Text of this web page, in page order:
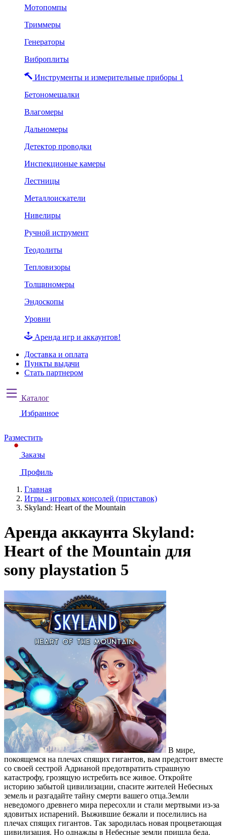
Мотопомпы
Триммеры
Генераторы
Виброплиты
Инструменты и измерительные приборы 1
Бетономешалки
Влагомеры
Дальномеры
Детектор проводки
Инспекционые камеры
Лестницы
Металлоискатели
Нивелиры
Ручной иструмент
Теодолиты
Тепловизоры
Толщиномеры
Эндоскопы
Уровни
Аренда игр и аккаунтов!
Доставка и оплата
Пункты выдачи
Стать партнером
Каталог
Избранное
Разместить
Заказы
Профиль
Главная
Игры - игровых консолей (приставок)
Skyland: Heart of the Mountain
Аренда аккаунта Skyland:
Heart of the Mountain для
sony playstation 5
В мире,
покоящемся на плечах спящих гигантов, вам предстоит вместе
со своей сестрой Адрианой предотвратить страшную
катастрофу, грозящую истребить все живое. Откройте
историю забытой цивилизации, спасите жителей Небесных
земель и разгадайте тайну смерти вашего отца.Земли
неведомого древнего мира пересохли и стали мертвыми из-за
ядовитых испарений. Выжившие бежали и поселились на
плечах спящих гигантов. Так зародилась новая процветающая
цивилизация. Но однажды в Небесные земли пришла беда.